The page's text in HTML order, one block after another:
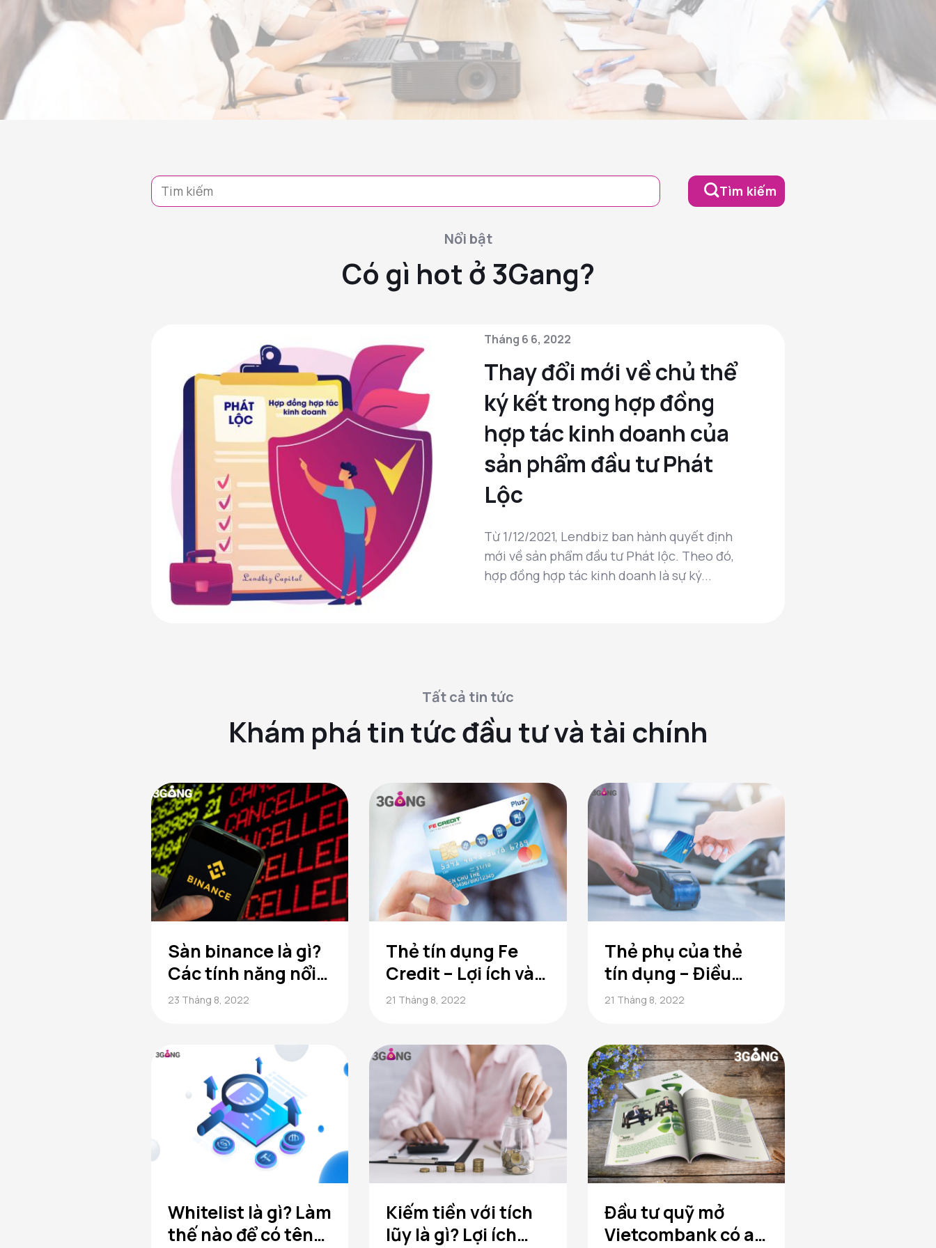
Tìm kiếm
Nổi bật
Có gì hot ở 3Gang?
Thay đổi mới về chủ thể
ký kết trong hợp đồng
hợp tác kinh doanh của
sản phẩm đầu tư Phát
Lộc
Tháng 6 6, 2022
Từ 1/12/2021, Lendbiz ban hành quyết định
mới về sản phẩm đầu tư Phát lộc. Theo đó,
hợp đồng hợp tác kinh doanh là sự ký...
Tất cả tin tức
Khám phá tin tức đầu tư và tài chính
Sàn binance là gì?
Các tính năng nổi
bật của sàn
23 Tháng 8, 2022
Thẻ tín dụng Fe
Credit – Lợi ích và
hướng dẫn cách sử
hiệu quả
21 Tháng 8, 2022
Thẻ phụ của thẻ
tín dụng – Điều
kiện và những lưu ý
21 Tháng 8, 2022
Whitelist là gì? Làm
thế nào để có tên
Kiếm tiền với tích
lũy là gì? Lợi ích
Đầu tư quỹ mở
Vietcombank có an